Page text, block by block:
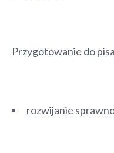
Przygotowanie do
rozwijanie